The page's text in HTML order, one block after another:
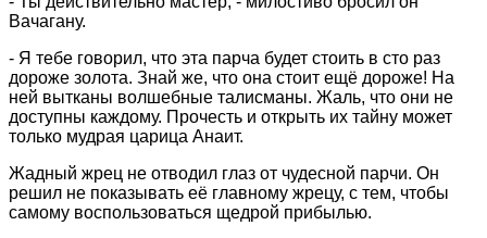
Вачагану.
- Я тебе говорил, что эта парча будет стоить в сто раз
дороже золота. Знай же, что она стоит ещё дороже! На
ней вытканы волшебные талисманы. Жаль, что они не
доступны каждому. Прочесть и открыть их тайну может
только мудрая царица Анаит.
Жадный жрец не отводил глаз от чудесной парчи. Он
решил не показывать её главному жрецу, с тем, чтобы
самому воспользоваться щедрой прибылью.